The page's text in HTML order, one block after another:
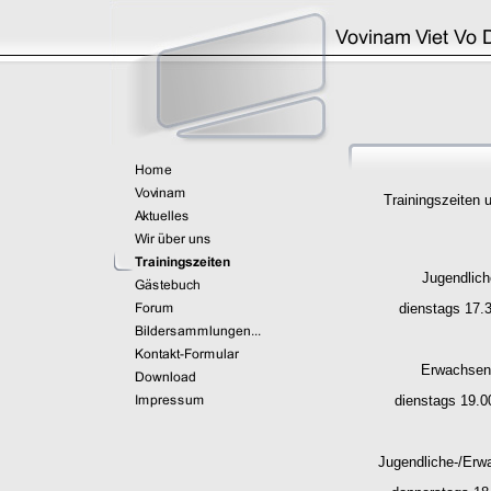
Trainingszeiten
dienstags
dienstags
Jugendliche-/